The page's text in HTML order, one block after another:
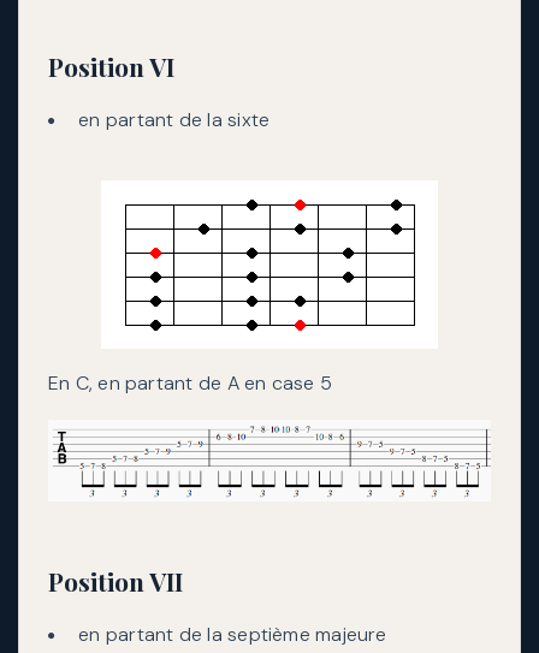
Position VI
en partant de la sixte
En C, en partant de A en case 5
Position VII
en partant de la septième majeure